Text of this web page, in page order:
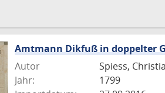
Amtmann Dikfuß in doppelter
Autor
Spiess,
Jahr:
1799